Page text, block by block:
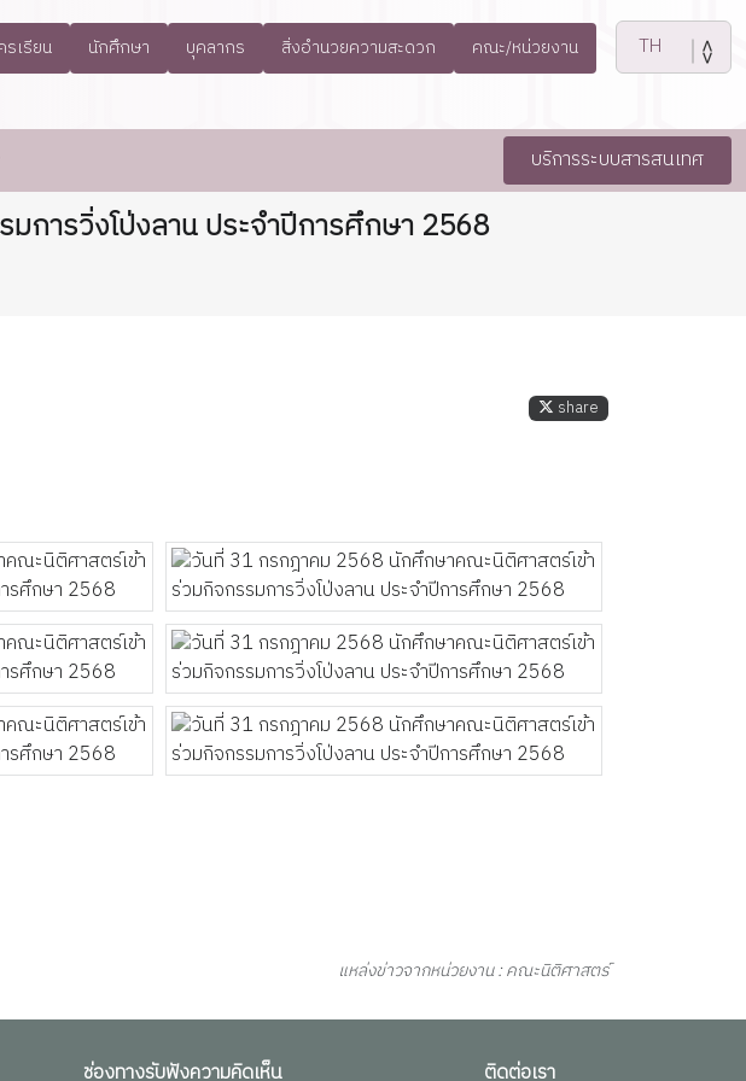
รเรียน นักศึกษา บุคลากร สิ่งอำนวยความสะดวก คณะ/หน่วยงาน
บริการระบบสารสนเทศ
ารวิ่งโป่งลาน ประจำปีการศึกษา 2568
share
แหล่งข่าวจากหน่วยงาน : คณะนิติศาสตร์
ช่องทางรับฟังความคิดเห็น ติดต่อเรา